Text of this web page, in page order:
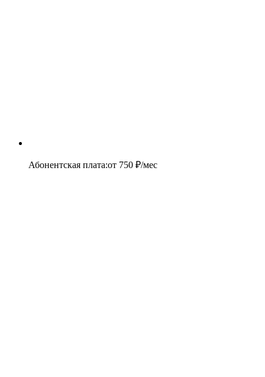
Абонентская плата:от 750 ₽/мес